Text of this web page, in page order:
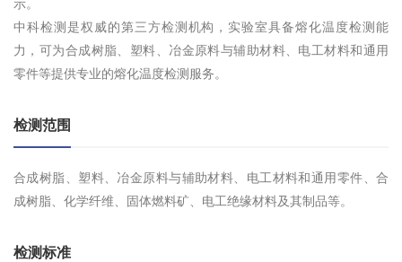
示。
中科检测是权威的第三方检测机构，实验室具备熔化温度检测能
力，可为合成树脂、塑料、冶金原料与辅助材料、电工材料和通用
零件等提供专业的熔化温度检测服务。
检测范围
合成树脂、塑料、冶金原料与辅助材料、电工材料和通用零件、合
成树脂、化学纤维、固体燃料矿、电工绝缘材料及其制品等。
检测标准